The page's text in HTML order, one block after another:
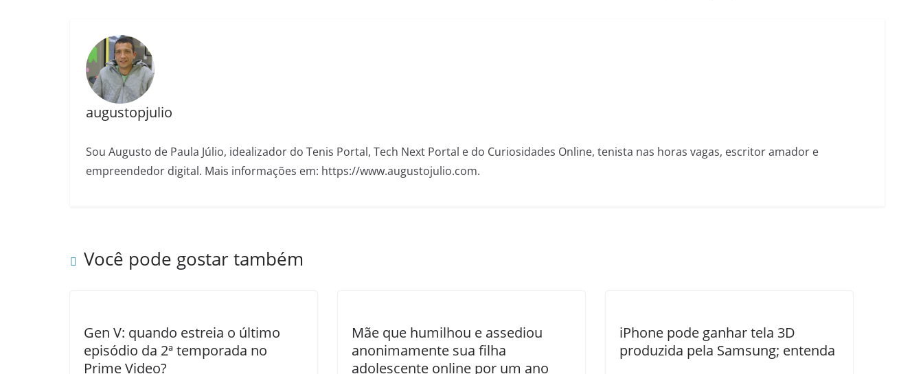
augustopjulio
Sou Augusto de Paula Júlio, idealizador do Tenis Portal, Tech Next Portal e do Curiosidades Online, tenista nas horas vagas, escritor amador e
empreendedor digital. Mais informações em: https://www.augustojulio.com.
Você pode gostar também
Gen V: quando estreia o último
episódio da 2ª temporada no
Prime Video?
Mãe que humilhou e assediou
anonimamente sua filha
adolescente online por um ano
iPhone pode ganhar tela 3D
produzida pela Samsung; entenda